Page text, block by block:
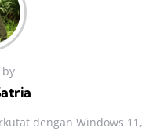
dengan Windows 11,